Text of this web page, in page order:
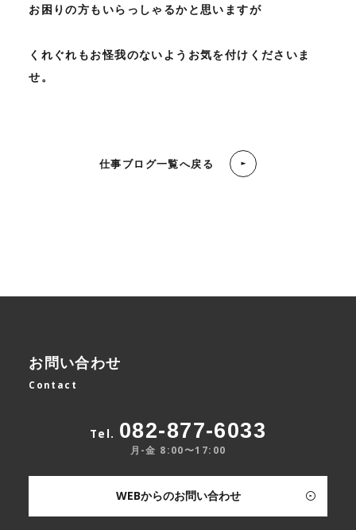
お困りの方もいらっしゃるかと思いますが
くれぐれもお怪我のないようお気を付けくださいま
せ。
仕事ブログ一覧へ戻る
お問い合わせ
Contact
Tel. 082-877-6033
月-金 8:00〜17:00
WEBからのお問い合わせ